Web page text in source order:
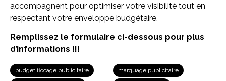
accompagnent pour optimiser votre visibilité tout en
respectant votre enveloppe budgétaire.
Remplissez le formulaire ci-dessous pour plus
d’informations !!!
budget flocage publicitaire marquage publicitaire